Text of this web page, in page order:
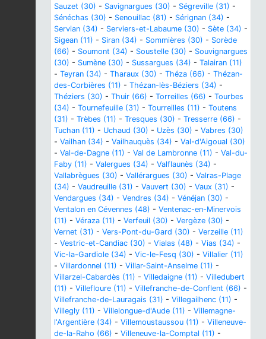
Sauzet (30) - Savignargues (30) - Ségreville (31) -
Sénéchas (30) - Senouillac (81) - Sérignan (34) -
Servian (34) - Serviers-et-Labaume (30) - Sète (34) -
Sigean (11) - Siran (34) - Sommières (30) - Sorède
(66) - Soumont (34) - Soustelle (30) - Souvignargues
(30) - Sumène (30) - Sussargues (34) - Talairan (11)
- Teyran (34) - Tharaux (30) - Théza (66) - Thézan-
des-Corbières (11) - Thézan-lès-Béziers (34) -
Théziers (30) - Thuir (66) - Torreilles (66) - Tourbes
(34) - Tournefeuille (31) - Tourreilles (11) - Toutens
(31) - Trèbes (11) - Tresques (30) - Tresserre (66) -
Tuchan (11) - Uchaud (30) - Uzès (30) - Vabres (30)
- Vailhan (34) - Vailhauquès (34) - Val-d'Aigoual (30)
- Val-de-Dagne (11) - Val de Lambronne (11) - Val-du-
Faby (11) - Valergues (34) - Valflaunès (34) -
Vallabrègues (30) - Vallérargues (30) - Valras-Plage
(34) - Vaudreuille (31) - Vauvert (30) - Vaux (31) -
Vendargues (34) - Vendres (34) - Vénéjan (30) -
Ventalon en Cévennes (48) - Ventenac-en-Minervois
(11) - Véraza (11) - Verfeuil (30) - Vergèze (30) -
Vernet (31) - Vers-Pont-du-Gard (30) - Verzeille (11)
- Vestric-et-Candiac (30) - Vialas (48) - Vias (34) -
Vic-la-Gardiole (34) - Vic-le-Fesq (30) - Villalier (11)
- Villardonnel (11) - Villar-Saint-Anselme (11) -
Villarzel-Cabardès (11) - Villedaigne (11) - Villedubert
(11) - Villefloure (11) - Villefranche-de-Conflent (66) -
Villefranche-de-Lauragais (31) - Villegailhenc (11) -
Villegly (11) - Villelongue-d'Aude (11) - Villemagne-
l'Argentière (34) - Villemoustaussou (11) - Villeneuve-
de-la-Raho (66) - Villeneuve-la-Comptal (11) -